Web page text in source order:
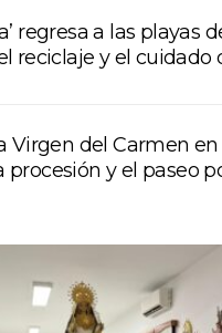
regresa a las playas
reciclaje y el cuidado
Virgen del Carmen en
procesión y el paseo